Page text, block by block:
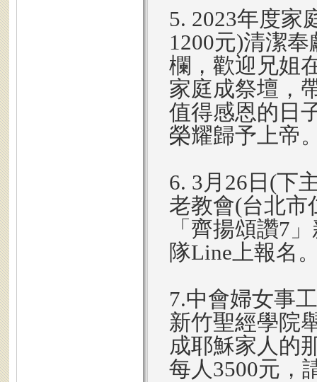
5. 2023年度家
1200元)清潔
欄，歡迎兄姐
家庭成祭壇，
值得感恩的日
榮耀歸予上帝
6. 3月26日(下
老教會(台北市
「齊揚頌讚7
隊Line上報名
7.中會婦女事
新竹聖經學院
成耶穌家人的
每人3500元，